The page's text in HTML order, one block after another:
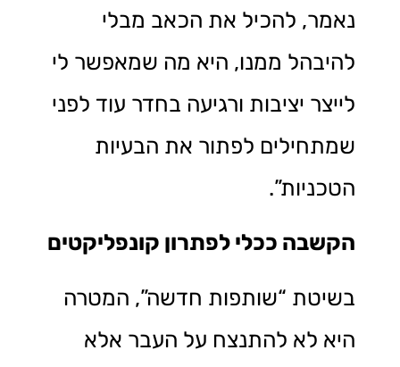
נאמר, להכיל את הכאב מבלי
להיבהל ממנו, היא מה שמאפשר לי
לייצר יציבות ורגיעה בחדר עוד לפני
שמתחילים לפתור את הבעיות
הטכניות”.
הקשבה ככלי לפתרון קונפליקטים
בשיטת “שותפות חדשה”, המטרה
היא לא להתנצח על העבר אלא